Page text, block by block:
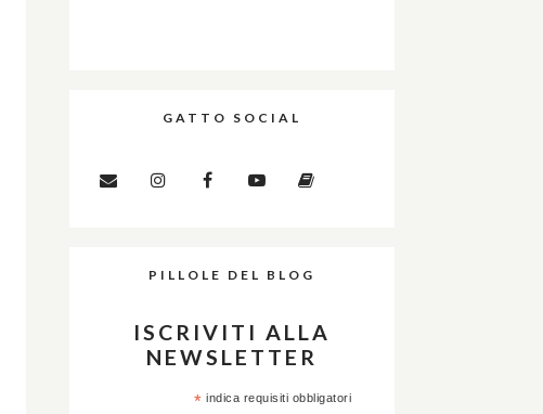
GATTO SOCIAL
PILLOLE DEL BLOG
ISCRIVITI ALLA
NEWSLETTER
* indica requisiti obbligatori